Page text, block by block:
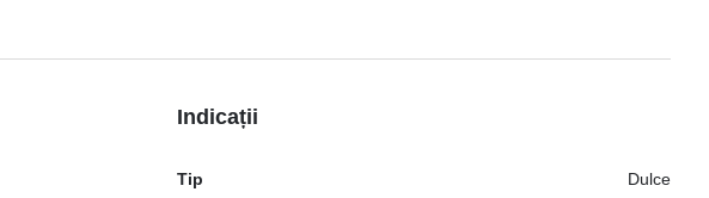
Indicații
multe
Tip Dulce